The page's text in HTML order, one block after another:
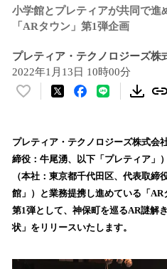
小学館とプレティアが共同で進
「ARタウン」第1弾企画
プレティア・テクノロジーズ株
2022年1月13日 10時00分
い
！
数
を
読
み
込
み
で
プレティア・テクノロジーズ株式会
締役：牛尾湧、以下「プレティア」
（本社：東京都千代田区、代表取締
館」）と業務提携し進めている「
第1弾として、神保町を巡るAR謎解
状」をリリースいたします。